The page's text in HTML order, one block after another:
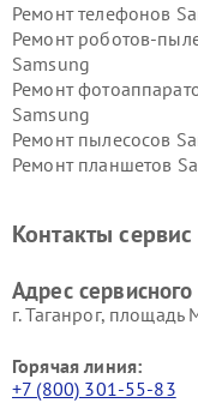
Ремонт телефонов
Ремонт роботов-
Samsung
Ремонт
Samsung
Ремонт пылесосов
Ремонт планшетов
Контакты
Адрес
г. Таганрог, площадь
Горячая линия:
+7 (800) 301-55-83